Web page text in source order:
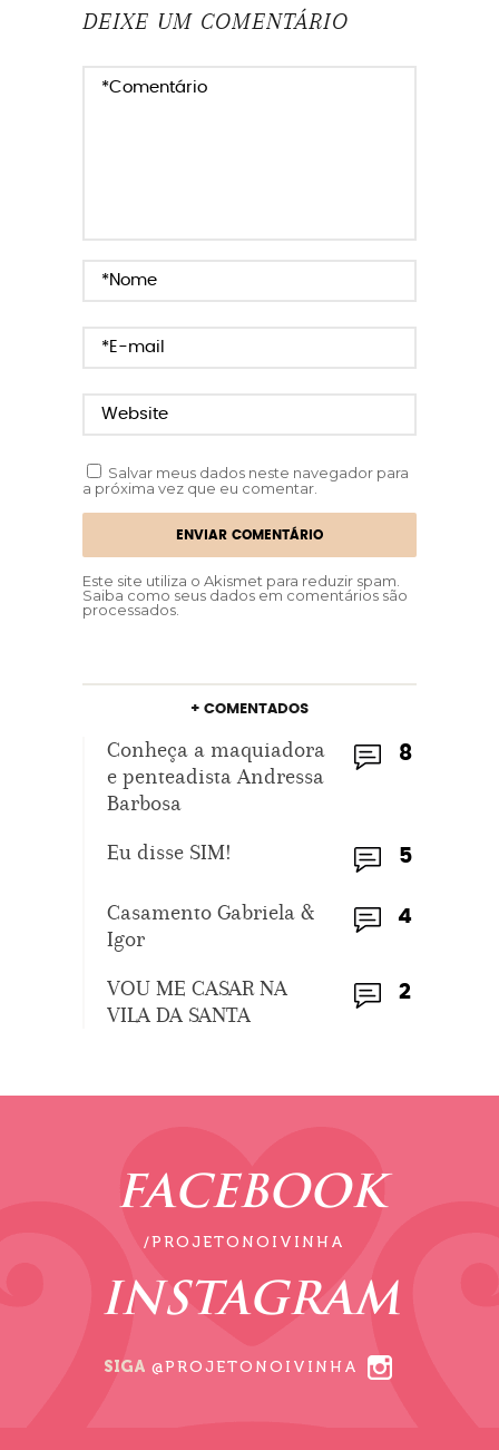
DEIXE UM COMENTÁRIO
Salvar meus dados neste navegador para
a próxima vez que eu comentar.
Este site utiliza o Akismet para reduzir spam.
Saiba como seus dados em comentários são
processados.
+ COMENTADOS
8
Conheça a maquiadora
e penteadista Andressa
Barbosa
5
Eu disse SIM!
4
Casamento Gabriela &
Igor
2
VOU ME CASAR NA
VILA DA SANTA
FACEBOOK
/PROJETONOIVINHA
INSTAGRAM
SIGA @PROJETONOIVINHA